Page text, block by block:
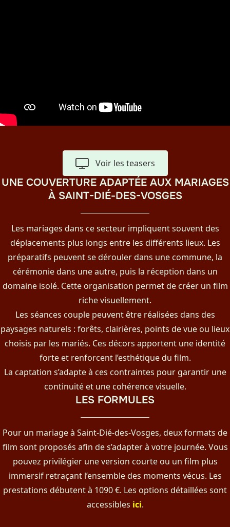
Voir les teasers
UNE COUVERTURE ADAPTÉE AUX MARIAGES
À SAINT-DIÉ-DES-VOSGES
Les mariages dans ce secteur impliquent souvent des
déplacements plus longs entre les différents lieux. Les
préparatifs peuvent se dérouler dans une commune, la
cérémonie dans une autre, puis la réception dans un
domaine isolé. Cette organisation permet de créer un film
riche visuellement.
Les séances couple peuvent être réalisées dans des
paysages naturels : forêts, clairières, points de vue ou lieux
choisis par les mariés. Ces décors apportent une identité
forte et renforcent l’esthétique du film.
La captation s’adapte à ces contraintes pour garantir une
continuité et une cohérence visuelle.
LES FORMULES
Pour un mariage à Saint-Dié-des-Vosges, deux formats de
film sont proposés afin de s’adapter à votre journée. Vous
pouvez privilégier une version courte ou un film plus
immersif retraçant l’ensemble des moments vécus. Les
prestations débutent à 1090 €. Les options détaillées sont
accessibles ici.